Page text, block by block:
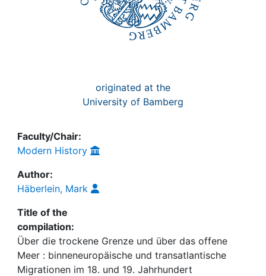
originated at the
University of Bamberg
Faculty/Chair:
Modern History
Author:
Häberlein, Mark
Title of the
compilation:
Über die trockene Grenze und über das offene
Meer : binneneuropäische und transatlantische
Migrationen im 18. und 19. Jahrhundert